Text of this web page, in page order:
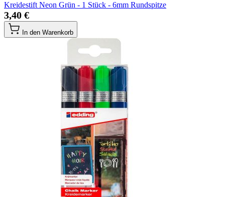
Kreidestift Neon Grün - 1 Stück - 6mm Rundspitze
3,40 €
In den Warenkorb